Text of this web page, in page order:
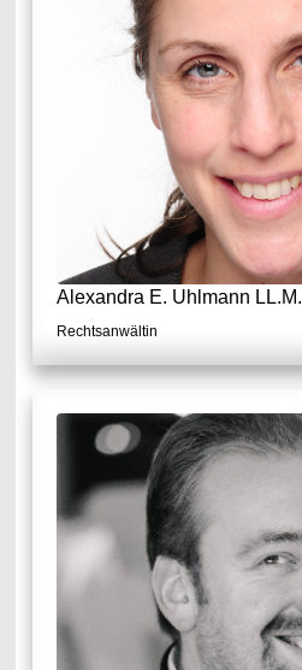
Alexandra E. Uhlmann LL.M.
Rechtsanwältin